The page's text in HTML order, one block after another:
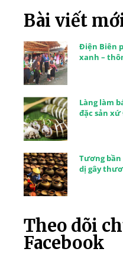
Bài viết
Điện Biên
xanh –
Làng làm
đặc sản xứ
Tương bần
dị gây
Theo dõi
Facebook